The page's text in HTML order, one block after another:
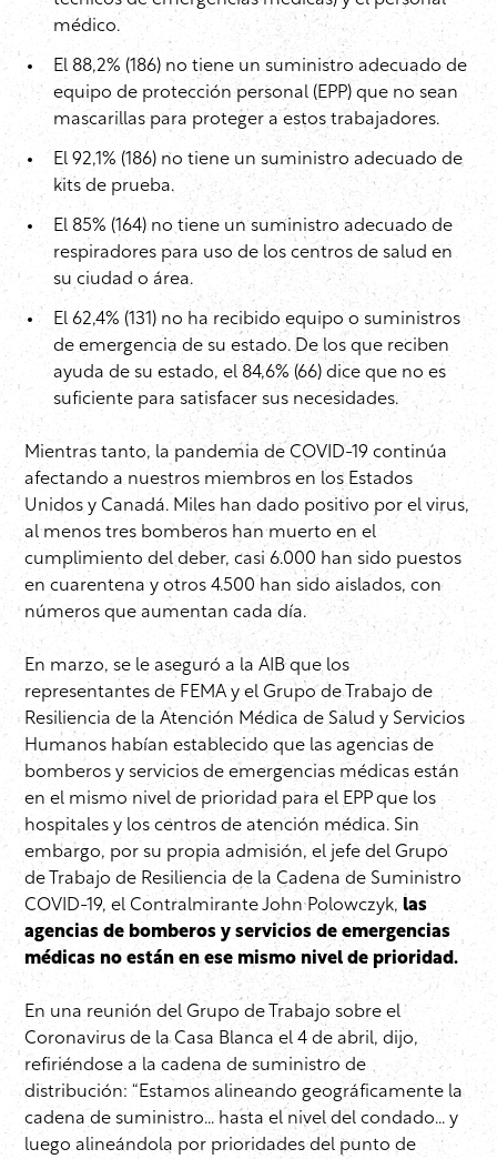
médico.
El 88,2% (186) no tiene un suministro adecuado de
equipo de protección personal (EPP) que no sean
mascarillas para proteger a estos trabajadores.
El 92,1% (186) no tiene un suministro adecuado de
kits de prueba.
El 85% (164) no tiene un suministro adecuado de
respiradores para uso de los centros de salud en
su ciudad o área.
El 62,4% (131) no ha recibido equipo o suministros
de emergencia de su estado. De los que reciben
ayuda de su estado, el 84,6% (66) dice que no es
suficiente para satisfacer sus necesidades.
Mientras tanto, la pandemia de COVID-19 continúa
afectando a nuestros miembros en los Estados
Unidos y Canadá. Miles han dado positivo por el virus,
al menos tres bomberos han muerto en el
cumplimiento del deber, casi 6.000 han sido puestos
en cuarentena y otros 4.500 han sido aislados, con
números que aumentan cada día.
En marzo, se le aseguró a la AIB que los
representantes de FEMA y el Grupo de Trabajo de
Resiliencia de la Atención Médica de Salud y Servicios
Humanos habían establecido que las agencias de
bomberos y servicios de emergencias médicas están
en el mismo nivel de prioridad para el EPP que los
hospitales y los centros de atención médica. Sin
embargo, por su propia admisión, el jefe del Grupo
de Trabajo de Resiliencia de la Cadena de Suministro
COVID-19, el Contralmirante John Polowczyk, las
agencias de bomberos y servicios de emergencias
médicas no están en ese mismo nivel de prioridad.
En una reunión del Grupo de Trabajo sobre el
Coronavirus de la Casa Blanca el 4 de abril, dijo,
refiriéndose a la cadena de suministro de
distribución: “Estamos alineando geográficamente la
cadena de suministro… hasta el nivel del condado… y
luego alineándola por prioridades del punto de